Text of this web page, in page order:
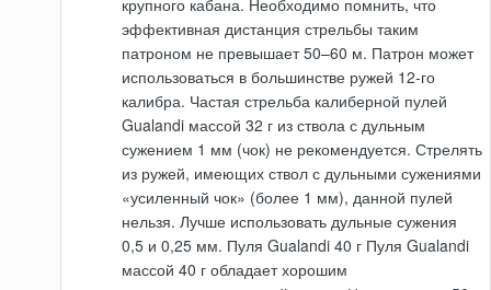
крупного кабана. Необходимо помнить, что
эффективная дистанция стрельбы таким
патроном не превышает 50–60 м. Патрон может
использоваться в большинстве ружей 12-го
калибра. Частая стрельба калиберной пулей
Gualandi массой 32 г из ствола с дульным
сужением 1 мм (чок) не рекомендуется. Стрелять
из ружей, имеющих ствол с дульными сужениями
«усиленный чок» (более 1 мм), данной пулей
нельзя. Лучше использовать дульные сужения
0,5 и 0,25 мм. Пуля Gualandi 40 г Пуля Gualandi
массой 40 г обладает хорошим